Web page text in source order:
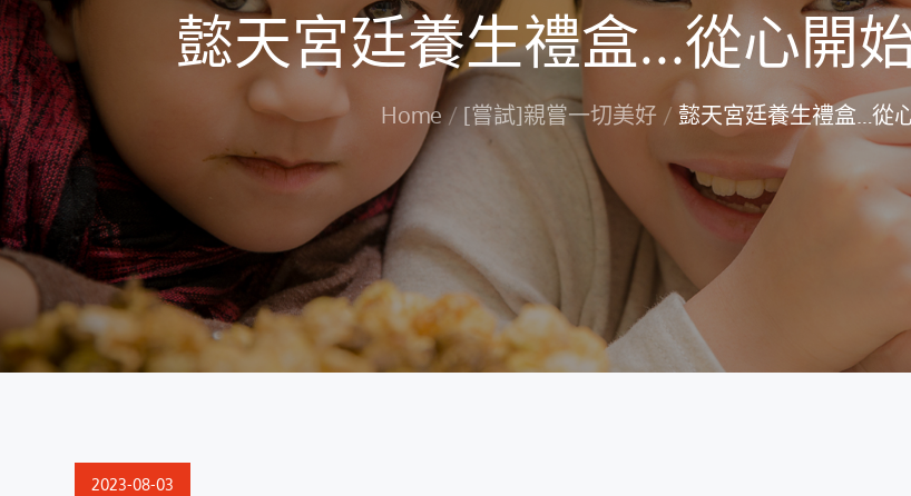
懿天宮廷養生禮盒…從心開
Home [嘗試]親嘗一切美好 懿天宮廷養生禮盒…從
Posted
2023-08-03